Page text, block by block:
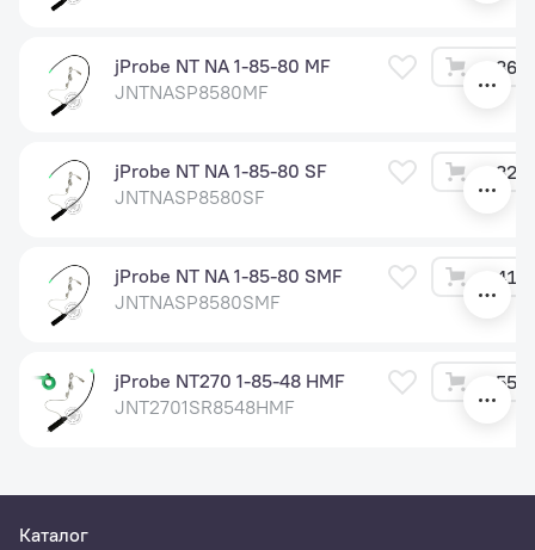
jProbe NT NA 1-85-80 MF
JNTNASP8580MF
36
jProbe NT NA 1-85-80 SF
JNTNASP8580SF
32
jProbe NT NA 1-85-80 SMF
JNTNASP8580SMF
41
jProbe NT270 1-85-48 HMF
JNT2701SR8548HMF
55
Каталог